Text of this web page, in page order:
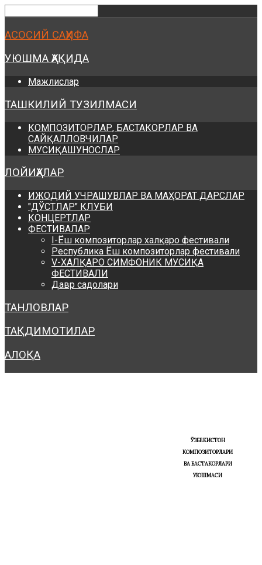
АСОСИЙ САҲИФА
УЮШМА ҲАҚИДА
Мажлислар
ТАШКИЛИЙ ТУЗИЛМАСИ
КОМПОЗИТОРЛАР, БАСТАКОРЛАР ВА
САЙҚАЛЛОВЧИЛАР
МУСИҚАШУНОСЛАР
ЛОЙИҲАЛАР
ИЖОДИЙ УЧРАШУВЛАР ВА МАҲОРАТ ДАРСЛАР
"ДЎСТЛАР" КЛУБИ
КОНЦЕРТЛАР
ФЕСТИВАЛАР
I-Ёш композиторлар халқаро фестивали
Республика Ёш композиторлар фестивали
V-ХАЛҚАРО СИМФОНИК МУСИҚА
ФЕСТИВАЛИ
Давр садолари
ТАНЛОВЛАР
ТАҚДИМОТИЛАР
АЛОҚА
ЎЗБЕКИСТОН
КОМПОЗИТОРЛАРИ
ВА БАСТАКОРЛАРИ
УЮШМАСИ
Предыдущий
год
Предыдущий
месяц
Следующий
год
Следующий
месяц